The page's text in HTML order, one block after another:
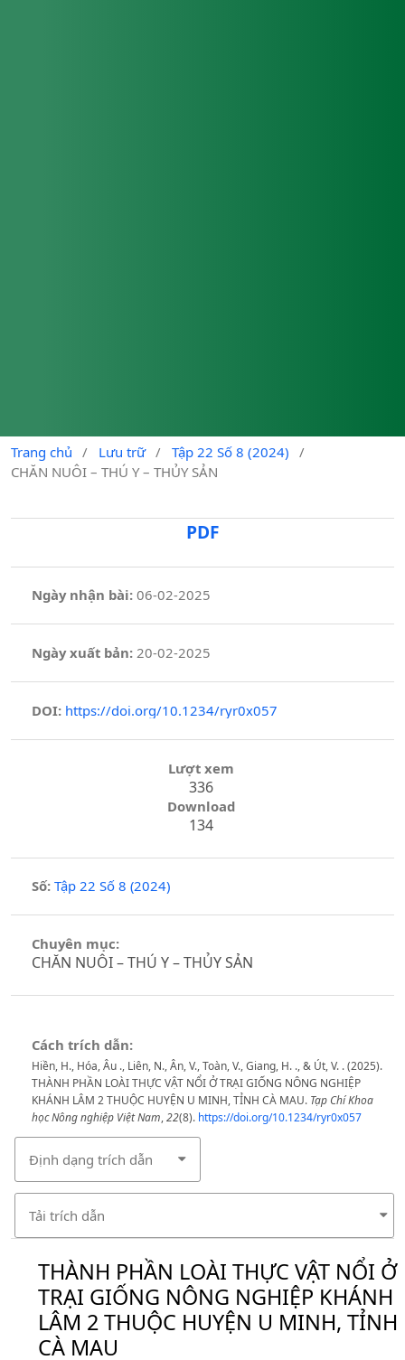
Trang chủ / Lưu trữ / Tập 22 Số 8 (2024)
/
CHĂN NUÔI – THÚ Y – THỦY SẢN
PDF
Ngày nhận bài: 06-02-2025
Ngày xuất bản: 20-02-2025
DOI: https://doi.org/10.1234/ryr0x057
Lượt xem
336
Download
134
Số: Tập 22 Số 8 (2024)
Chuyên mục:
CHĂN NUÔI – THÚ Y – THỦY SẢN
Cách trích dẫn:
Hiền, H., Hóa, Âu ., Liên, N., Ân, V., Toàn, V., Giang, H. ., & Út, V. . (2025).
THÀNH PHẦN LOÀI THỰC VẬT NỔI Ở TRẠI GIỐNG NÔNG NGHIỆP
KHÁNH LÂM 2 THUỘC HUYỆN U MINH, TỈNH CÀ MAU. Tạp Chí Khoa
học Nông nghiệp Việt Nam,22(8). https://doi.org/10.1234/ryr0x057
Định dạng trích dẫn
Tải trích dẫn
THÀNH PHẦN LOÀI THỰC VẬT NỔI Ở
TRẠI GIỐNG NÔNG NGHIỆP KHÁNH
LÂM 2 THUỘC HUYỆN U MINH, TỈNH
CÀ MAU